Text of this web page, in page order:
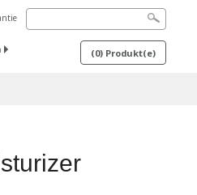
(0) Produkt(e)